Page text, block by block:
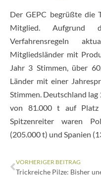
Der GEPC begrüßte die
Mitglied. Aufgrund
Verfahrensregeln
Mitgliedsländer mit
Jahr 3 Stimmen, über
Länder mit einer
Stimmen. Deutschland
von 81.000 t auf Platz
Spitzenreiter waren
(205.000 t) und Spanien
VORHERIGER BEITRAG